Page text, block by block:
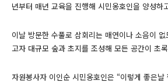
년부터 매년 교육을 진행해 시민옹호인을 양성하
이날 방문한 수풀로 삼회리는 매연이나 소음이
고자 대규모 숲과 초지를 조성해 모든 공간이 초
자원봉사자 이인순 시민옹호인은 “이렇게 좋은